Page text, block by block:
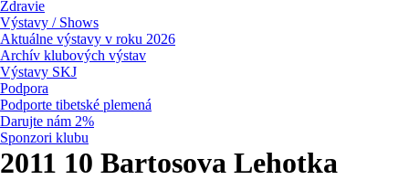
Zdravie
Výstavy / Shows
Aktuálne výstavy v roku 2026
Archív klubových výstav
Výstavy SKJ
Podpora
Podporte tibetské plemená
Darujte nám 2%
Sponzori klubu
2011 10 Bartosova Lehotka